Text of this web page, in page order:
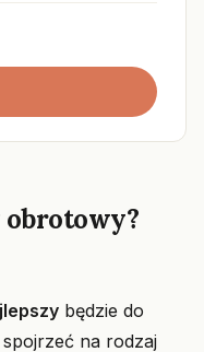
obrotowy?
będzie do
na rodzaj